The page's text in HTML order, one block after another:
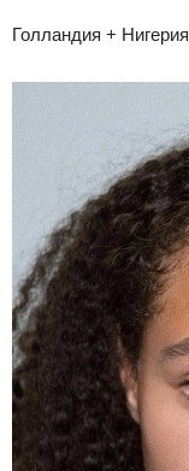
Голландия + Нигерия